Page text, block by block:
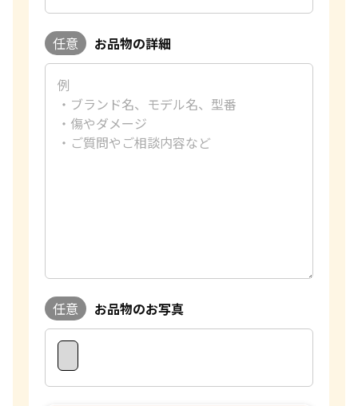
任意 お品物の詳細
任意 お品物のお写真